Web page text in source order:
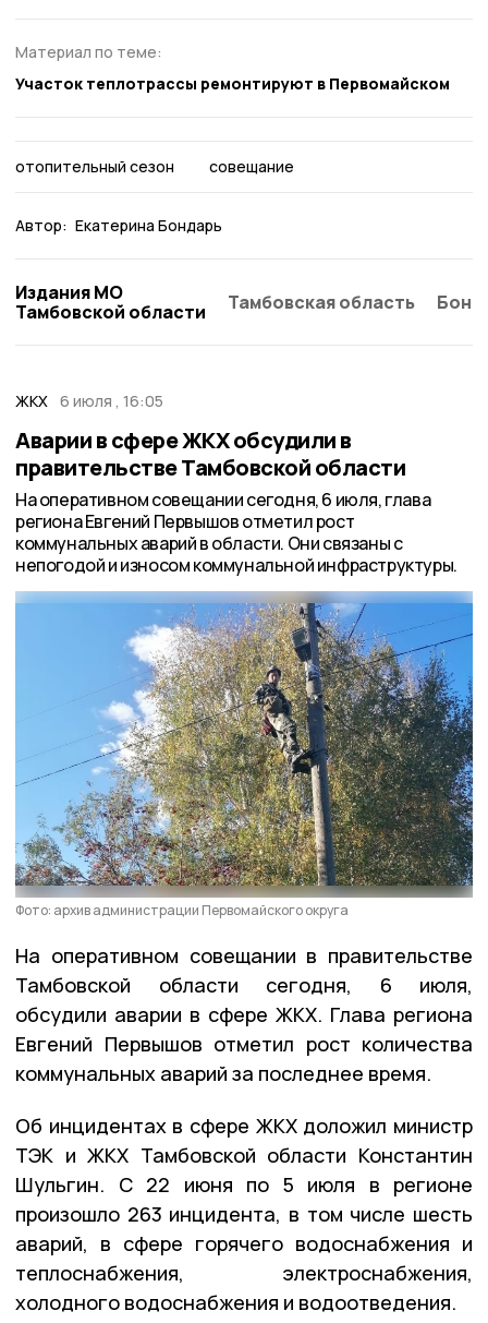
Материал по теме:
Участок теплотрассы ремонтируют в Первомайском
отопительный сезон совещание
Автор: Екатерина Бондарь
Издания МО
Тамбовской области
Тамбовская область
ЖКХ 6 июля , 16:05
Аварии в сфере ЖКХ обсудили в
правительстве Тамбовской области
На оперативном совещании сегодня, 6 июля, глава
региона Евгений Первышов отметил рост
коммунальных аварий в области. Они связаны с
непогодой и износом коммунальной инфраструктуры.
Фото: архив администрации Первомайского округа
На оперативном совещании в правительстве
Тамбовской области сегодня, 6 июля,
обсудили аварии в сфере ЖКХ. Глава региона
Евгений Первышов отметил рост количества
коммунальных аварий за последнее время.
Об инцидентах в сфере ЖКХ доложил министр
ТЭК и ЖКХ Тамбовской области Константин
Шульгин. С 22 июня по 5 июля в регионе
произошло 263 инцидента, в том числе шесть
аварий, в сфере горячего водоснабжения и
теплоснабжения, электроснабжения,
холодного водоснабжения и водоотведения.